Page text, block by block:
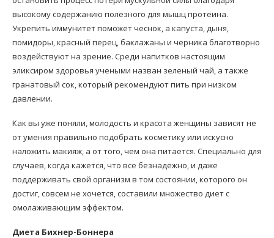
высокому содержанию полезного для мышц протеина.
Укрепить иммунитет поможет чеснок, а капуста, дыня,
помидоры, красный перец, баклажаны и черника благотворно
воздействуют на зрение. Среди напитков настоящим
эликсиром здоровья учеными назван зеленый чай, а также
гранатовый сок, который рекомендуют пить при низком
давлении.
Как вы уже поняли, молодость и красота женщины зависят не
от умения правильно подобрать косметику или искусно
наложить макияж, а от того, чем она питается. Специально для
случаев, когда кажется, что все безнадежно, и даже
поддерживать свой организм в том состоянии, которого он
достиг, совсем не хочется, составили множество диет с
омолаживающим эффектом.
Диета Бихнер-Боннера